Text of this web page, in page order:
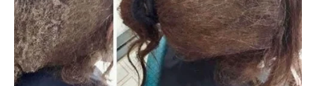
Ribe konačno dobijaju ljubav kakvu dugo priželjkuju.
Poslije mnogo emotivnih padova dolazi osoba koja vas
prihvata upravo takve kakvi jeste.